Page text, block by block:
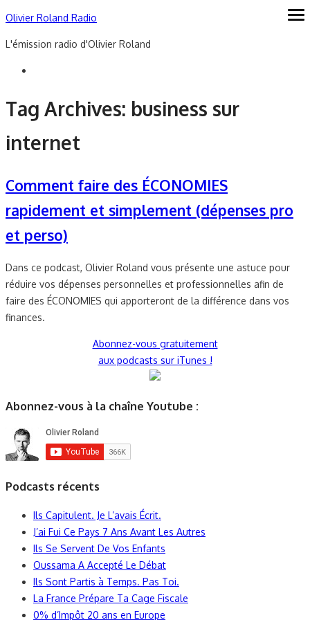
Skip
content
Olivier Roland Radio
L'émission radio d'Olivier Roland
Tag Archives: business sur
internet
Comment faire des ÉCONOMIES
rapidement et simplement (dépenses pro
et perso)
Dans ce podcast, Olivier Roland vous présente une astuce pour
réduire vos dépenses personnelles et professionnelles afin de
faire des ÉCONOMIES qui apporteront de la différence dans vos
finances.
Abonnez-vous gratuitement
aux podcasts sur iTunes !
Abonnez-vous à la chaîne Youtube :
Podcasts récents
Ils Capitulent. Je L’avais Écrit.
J’ai Fui Ce Pays 7 Ans Avant Les Autres
Ils Se Servent De Vos Enfants
Oussama A Accepté Le Débat
Ils Sont Partis à Temps. Pas Toi.
La France Prépare Ta Cage Fiscale
0% d’Impôt 20 ans en Europe